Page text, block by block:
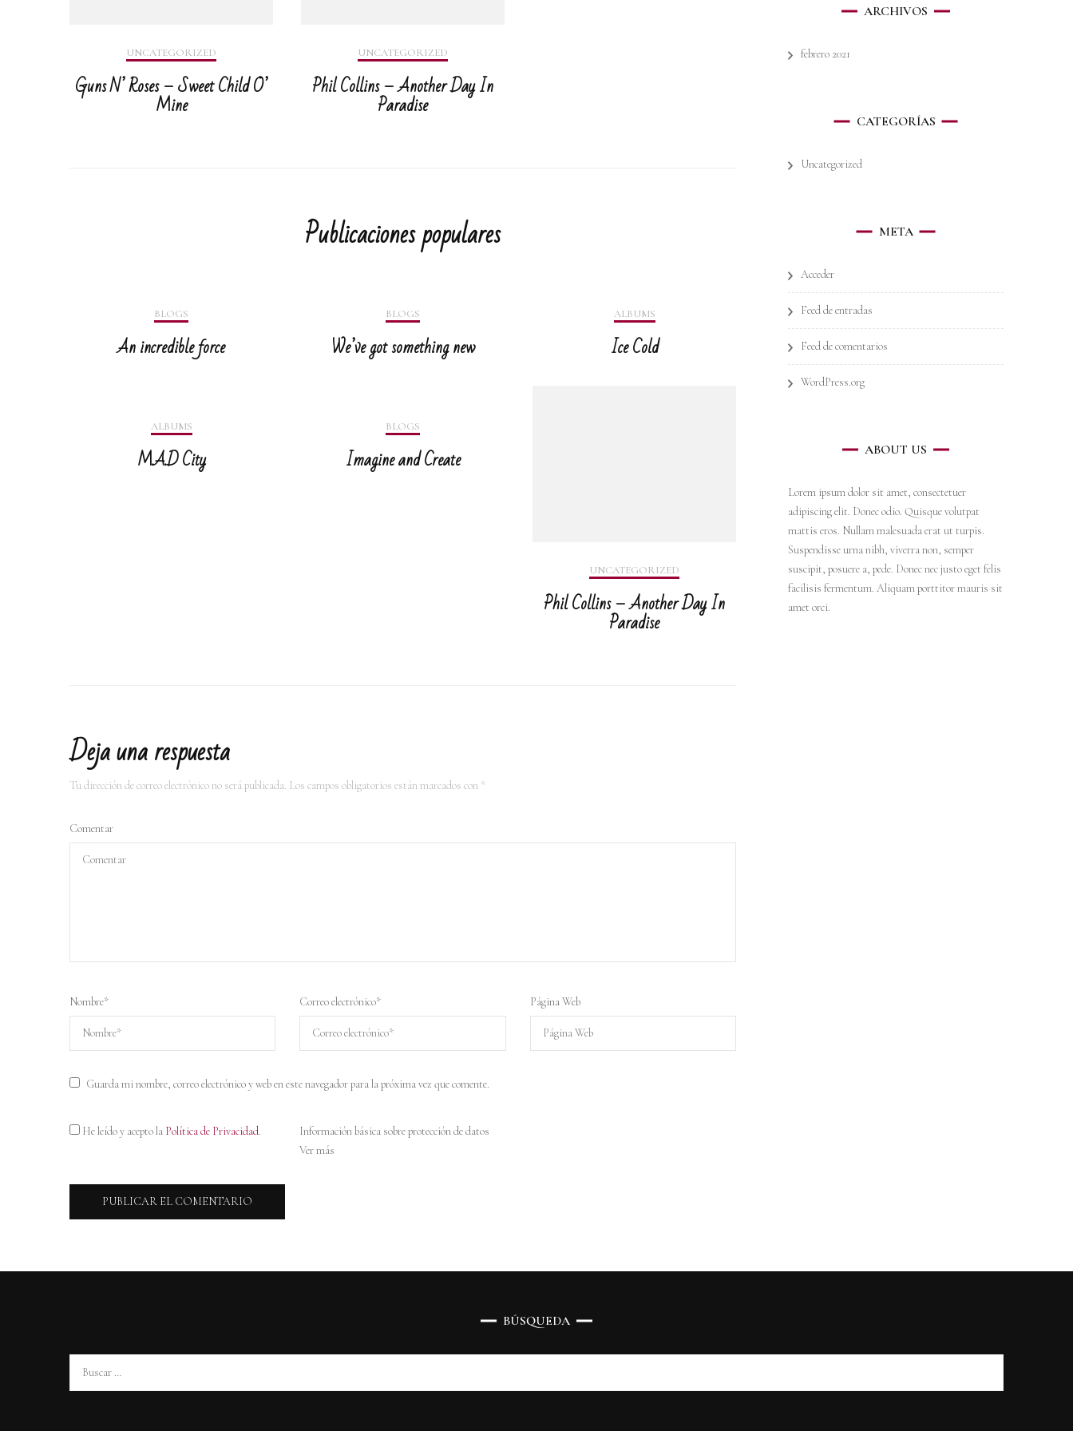
UNCATEGORIZED
Guns N’ Roses – Sweet Child O’
Mine
UNCATEGORIZED
Phil Collins – Another Day In
Paradise
Publicaciones populares
BLOGS
An incredible force
BLOGS
We’ve got something new
ALBUMS
Ice Cold
ALBUMS
M.A.D City
BLOGS
Imagine and Create
UNCATEGORIZED
Phil Collins – Another Day In
Paradise
Deja una respuesta
Tu dirección de correo electrónico no será publicada. Los campos obligatorios están marcados con *
Comentar
Nombre* Correo electrónico* Página Web
Guarda mi nombre, correo electrónico y web en este navegador para la próxima vez que comente.
He leído y acepto la Política de Privacidad.
Información básica sobre protección de datos
Ver más
ARCHIVOS
febrero 2021
CATEGORÍAS
Uncategorized
META
Acceder
Feed de entradas
Feed de comentarios
WordPress.org
ABOUT US
Lorem ipsum dolor sit amet, consectetuer
adipiscing elit. Donec odio. Quisque volutpat
mattis eros. Nullam malesuada erat ut turpis.
Suspendisse urna nibh, viverra non, semper
suscipit, posuere a, pede. Donec nec justo eget felis
facilisis fermentum. Aliquam porttitor mauris sit
amet orci.
BÚSQUEDA
Buscar: